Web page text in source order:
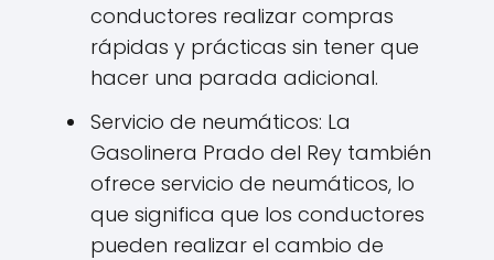
conductores realizar compras
rápidas y prácticas sin tener que
hacer una parada adicional.
Servicio de neumáticos: La
Gasolinera Prado del Rey también
ofrece servicio de neumáticos, lo
que significa que los conductores
pueden realizar el cambio de